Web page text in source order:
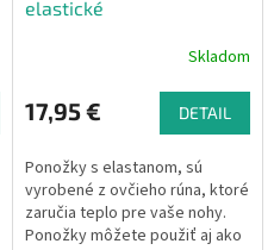
elastické
Skladom
17,95 € DETAIL
Ponožky s elastanom, sú
vyrobené z ovčieho rúna, ktoré
zaručia teplo pre vaše nohy.
Ponožky môžete použiť aj ako